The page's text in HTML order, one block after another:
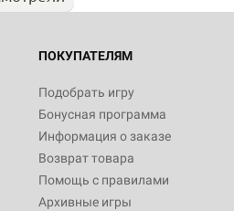
ПОКУПАТЕЛЯМ
Подобрать игру
Бонусная программа
Информация о заказе
Возврат товара
Помощь с правилами
Архивные игры